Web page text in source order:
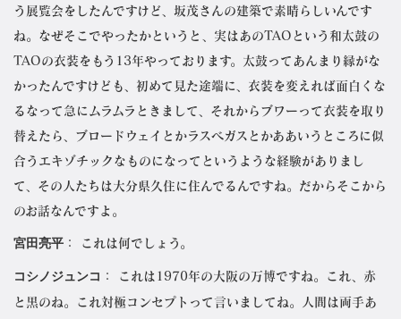
う展覧会をしたんですけど、坂茂さんの建築で素晴らしいんです
ね。なぜそこでやったかというと、実はあのTAOという和太鼓の
TAOの衣装をもう13年やっております。太鼓ってあんまり縁がな
かったんですけども、初めて見た途端に、衣装を変えれば面白くな
るなって急にムラムラときまして、それからブワーって衣装を取り
替えたら、ブロードウェイとかラスベガスとかああいうところに似
合うエキゾチックなものになってというような経験がありまし
て、その人たちは大分県久住に住んでるんですね。だからそこから
のお話なんですよ。
宮田亮平 ： これは何でしょう。
コシノジュンコ ： これは1970年の大阪の万博ですね。これ、赤
と黒のね。これ対極コンセプトって言いましてね。人間は両手あ